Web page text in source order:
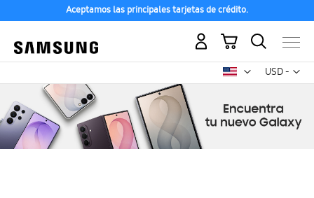
Aceptamos las principales tarjetas de crédito.
USD -
dólar
Mi carrito